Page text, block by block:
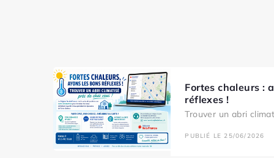
Fortes chaleurs :
réflexes !
Trouver un abri
PUBLIÉ LE 25/06/2026